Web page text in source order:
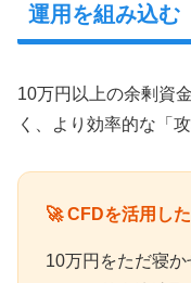
運用を組み込む
10万円以上の余剰資
く、より効率的な「
🚀 CFDを活用し
10万円をただ寝